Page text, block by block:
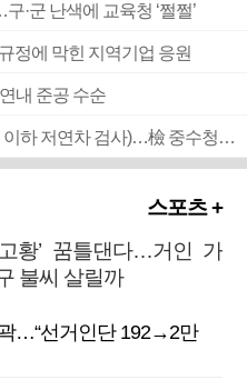
·군 난색에 교육청 ‘쩔쩔’
정에 막힌 지역기업 응원
내 준공 수순
■ 검사 신분 버리고 직급하향(10년 이하 저연차 검사)…檢 중수청행 기피
스포츠 +
고황’ 꿈틀댄다…거인 가
불씨 살릴까
…“선거인단 192→2만